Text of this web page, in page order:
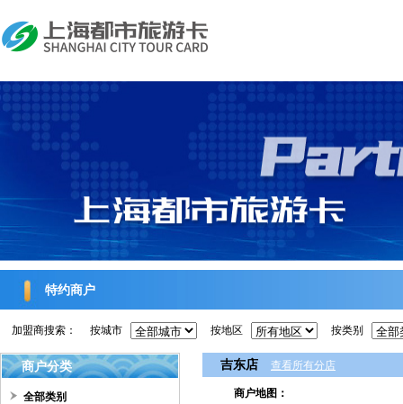
特约商户
加盟商搜索： 按城市 按地区 按类别
商户分类
全部类别
吉东店 查看所有分店
商户地图：